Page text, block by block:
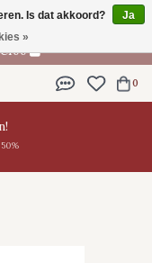
0
Is dat akkoord?
Ja
»